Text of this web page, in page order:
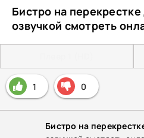
Бистро на
озвучкой смотреть
1 0
Бистро на